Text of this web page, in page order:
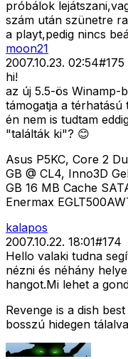
próbálok
szám után szünetre
a playt,pedig nincs
moon21
2007.10.23. 02:54#175
hi!
az új 5.5-ös Winamp-
támogatja a
én nem is tudtam
"találták ki"? 😊
Asus P5KC, Core 2
GB @ CL4, Inno3D
GB 16 MB Cache
Enermax
kalapos
2007.10.22. 18:01#174
Hello valaki tudna
nézni és néhány
hangot.Mi lehet a
Revenge is a dish
bosszú hidegen